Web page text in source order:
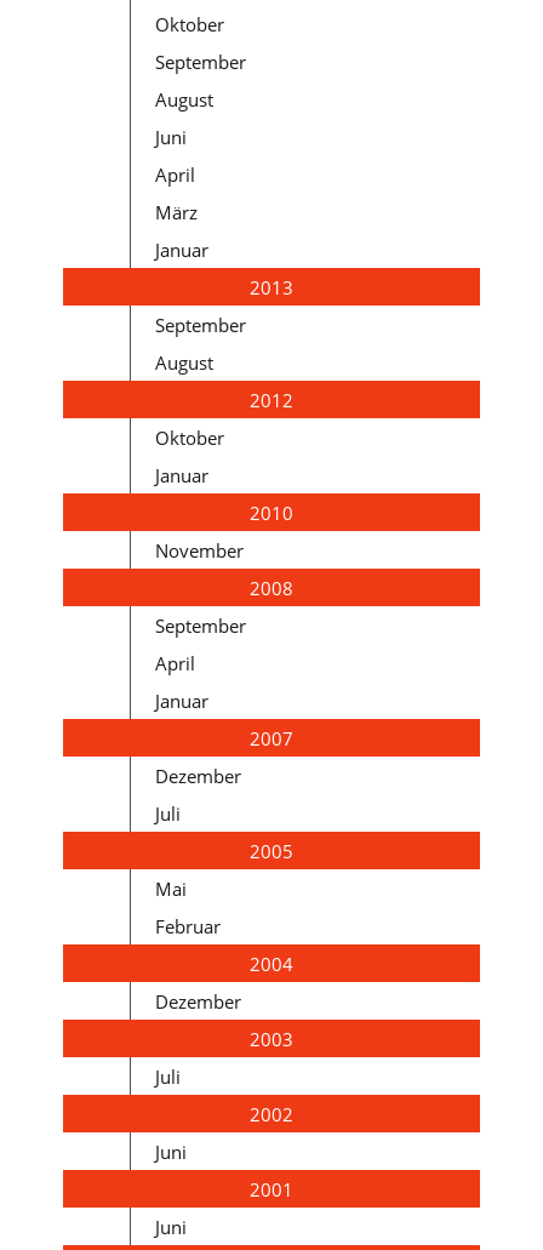
Oktober
September
August
Juni
April
März
Januar
2013
September
August
2012
Oktober
Januar
2010
November
2008
September
April
Januar
2007
Dezember
Juli
2005
Mai
Februar
2004
Dezember
2003
Juli
2002
Juni
2001
Juni